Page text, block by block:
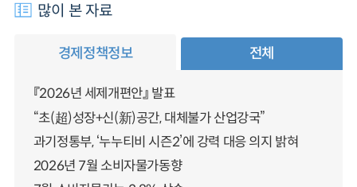
많이 본 자료
경제정책정보 전체
『2026년 세제개편안』 발표
“초(超)성장+신(新)공간, 대체불가 산업강국”
과기정통부, ‘누누티비 시즌2’에 강력 대응 의지 밝혀
2026년 7월 소비자물가동향